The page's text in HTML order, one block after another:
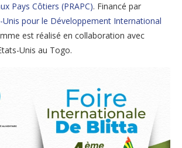
Pays Côtiers (PRAPC). Financé par
Unis pour le Développement International
est réalisé en collaboration avec
Unis au Togo.